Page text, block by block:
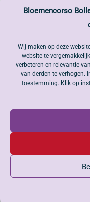
Bloemencorso
Wij maken op deze
website te
verbeteren en relevantie
van derden te verhogen.
toestemming. Klik op
Wil je bijdragen?
Draag jij het
toe en wil jij ook
DONEER NU
Volg ons op social
Algemene